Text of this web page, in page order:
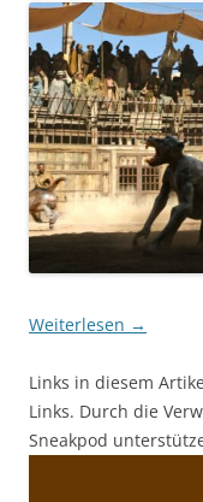
Weiterlesen →
Links in diesem
Links. Durch die
Sneakpod